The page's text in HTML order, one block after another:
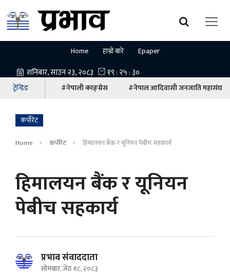
Home हाम्रो बारे Epaper
ट्रेन्डिङ #नेपाली काङ्ग्रेस #नेपाल आदिवासी जनजाति महासंघ
कर्पोरेट
Home कर्पोरेट हिमालयन बैंक र यूनियन पेबीच सहकार्य
हिमालयन बैंक र यूनियन
पेबीच सहकार्य
प्रभाव संवाददाता
सोमबार, जेठ १८, २०८३